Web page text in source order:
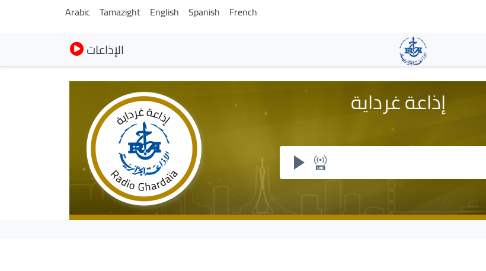
main
content
Arabic Tamazight English Spanish French
الإذاعات
إذاعة غرداية